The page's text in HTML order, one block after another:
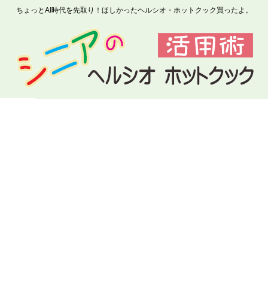
ちょっとAI時代を先取り！ほしかったヘルシオ・ホットクック買ったよ。